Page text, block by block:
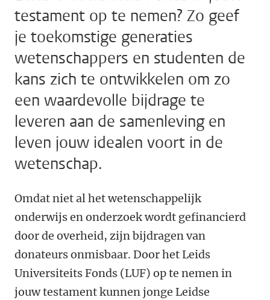
testament op te nemen? Zo geef
je toekomstige generaties
wetenschappers en studenten de
kans zich te ontwikkelen om zo
een waardevolle bijdrage te
leveren aan de samenleving en
leven jouw idealen voort in de
wetenschap.
Omdat niet al het wetenschappelijk
onderwijs en onderzoek wordt gefinancierd
door de overheid, zijn bijdragen van
donateurs onmisbaar. Door het Leids
Universiteits Fonds (LUF) op te nemen in
jouw testament kunnen jonge Leidse